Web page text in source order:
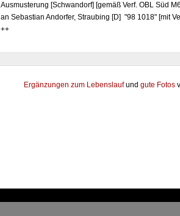
Ausmusterung [Schwandorf] [gemäß Verf. OBL Süd
an Sebastian Andorfer, Straubing [D] "98 1018" [mit
++
Ergänzungen zum Lebenslaufund gute Fotos